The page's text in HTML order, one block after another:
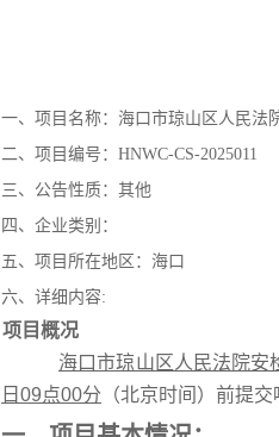
一、项目名称：海口市琼山区人民法
二、项目编号：HNWC-CS-2025011
三、公告性质：其他
四、企业类别：
五、项目所在地区：海口
六、详细内容:
项目概况
海口市琼山区人民法院安
日 09点00分 （北京时间）前提